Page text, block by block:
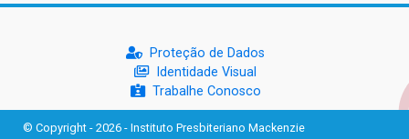
Mackenzie
Nova apresentação do Centro de
Música Brasileira homenageia
artista brasileira
05.08.2026
Proteção de Dados
Identidade Visual
Trabalhe Conosco
© Copyright - 2026 - Instituto Presbiteriano Mackenzie